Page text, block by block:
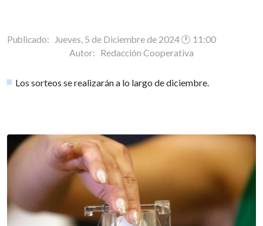
Publicado: Jueves, 5 de Diciembre de 2024 🕐 11:00
Autor: Redacción Cooperativa
Los sorteos se realizarán a lo largo de diciembre.